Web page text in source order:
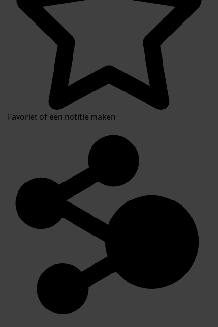
Favoriet of een notitie maken